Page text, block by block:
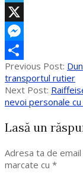
Telegram
X
Messenger
Partajează
2020-
06-
26
Previous Post:
transportul rutier
Next Post:
nevoi personale
Lasă un
Adresa ta de
marcate cu *